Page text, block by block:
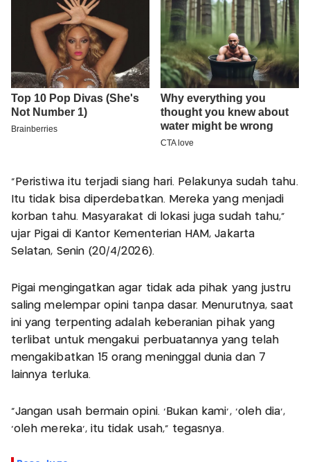
“Peristiwa itu terjadi siang hari. Pelakunya sudah tahu.
Itu tidak bisa diperdebatkan. Mereka yang menjadi
korban tahu. Masyarakat di lokasi juga sudah tahu,”
ujar Pigai di Kantor Kementerian HAM, Jakarta
Selatan, Senin (20/4/2026).
Pigai mengingatkan agar tidak ada pihak yang justru
saling melempar opini tanpa dasar. Menurutnya, saat
ini yang terpenting adalah keberanian pihak yang
terlibat untuk mengakui perbuatannya yang telah
mengakibatkan 15 orang meninggal dunia dan 7
lainnya terluka.
“Jangan usah bermain opini. ‘Bukan kami’, ‘oleh dia’,
‘oleh mereka’, itu tidak usah,” tegasnya.